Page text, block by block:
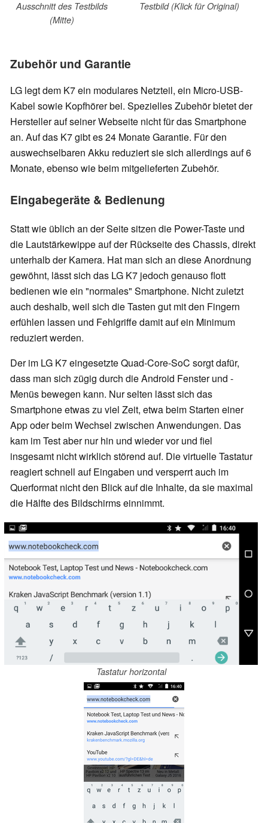
Ausschnitt des Testbilds
(Mitte)
Testbild (Klick für Original)
Zubehör und Garantie
LG legt dem K7 ein modulares Netzteil, ein Micro-USB-
Kabel sowie Kopfhörer bei. Spezielles Zubehör bietet der
Hersteller auf seiner Webseite nicht für das Smartphone
an. Auf das K7 gibt es 24 Monate Garantie. Für den
auswechselbaren Akku reduziert sie sich allerdings auf 6
Monate, ebenso wie beim mitgelieferten Zubehör.
Eingabegeräte & Bedienung
Statt wie üblich an der Seite sitzen die Power-Taste und
die Lautstärkewippe auf der Rückseite des Chassis, direkt
unterhalb der Kamera. Hat man sich an diese Anordnung
gewöhnt, lässt sich das LG K7 jedoch genauso flott
bedienen wie ein "normales" Smartphone. Nicht zuletzt
auch deshalb, weil sich die Tasten gut mit den Fingern
erfühlen lassen und Fehlgriffe damit auf ein Minimum
reduziert werden.
Der im LG K7 eingesetzte Quad-Core-SoC sorgt dafür,
dass man sich zügig durch die Android Fenster und -
Menüs bewegen kann. Nur selten lässt sich das
Smartphone etwas zu viel Zeit, etwa beim Starten einer
App oder beim Wechsel zwischen Anwendungen. Das
kam im Test aber nur hin und wieder vor und fiel
insgesamt nicht wirklich störend auf. Die virtuelle Tastatur
reagiert schnell auf Eingaben und versperrt auch im
Querformat nicht den Blick auf die Inhalte, da sie maximal
die Hälfte des Bildschirms einnimmt.
Tastatur horizontal